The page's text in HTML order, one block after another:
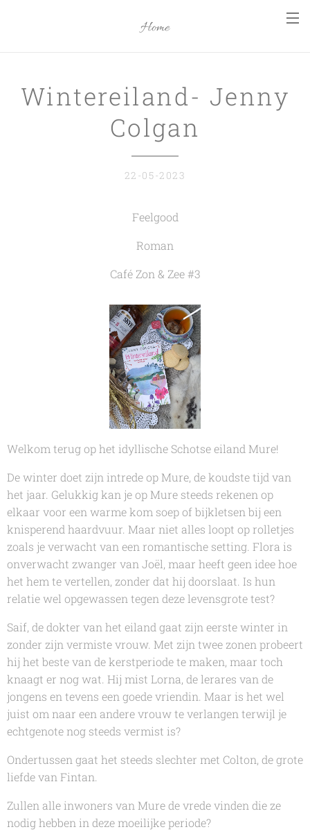
Home
Wintereiland- Jenny
Colgan
22-05-2023
Feelgood
Roman
Café Zon & Zee #3
Welkom terug op het idyllische Schotse eiland Mure!
De winter doet zijn intrede op Mure, de koudste tijd van
het jaar. Gelukkig kan je op Mure steeds rekenen op
elkaar voor een warme kom soep of bijkletsen bij een
knisperend haardvuur. Maar niet alles loopt op rolletjes
zoals je verwacht van een romantische setting. Flora is
onverwacht zwanger van Joël, maar heeft geen idee hoe
het hem te vertellen, zonder dat hij doorslaat. Is hun
relatie wel opgewassen tegen deze levensgrote test?
Saif, de dokter van het eiland gaat zijn eerste winter in
zonder zijn vermiste vrouw. Met zijn twee zonen probeert
hij het beste van de kerstperiode te maken, maar toch
knaagt er nog wat. Hij mist Lorna, de lerares van de
jongens en tevens een goede vriendin. Maar is het wel
juist om naar een andere vrouw te verlangen terwijl je
echtgenote nog steeds vermist is?
Ondertussen gaat het steeds slechter met Colton, de grote
liefde van Fintan.
Zullen alle inwoners van Mure de vrede vinden die ze
nodig hebben in deze moeilijke periode?